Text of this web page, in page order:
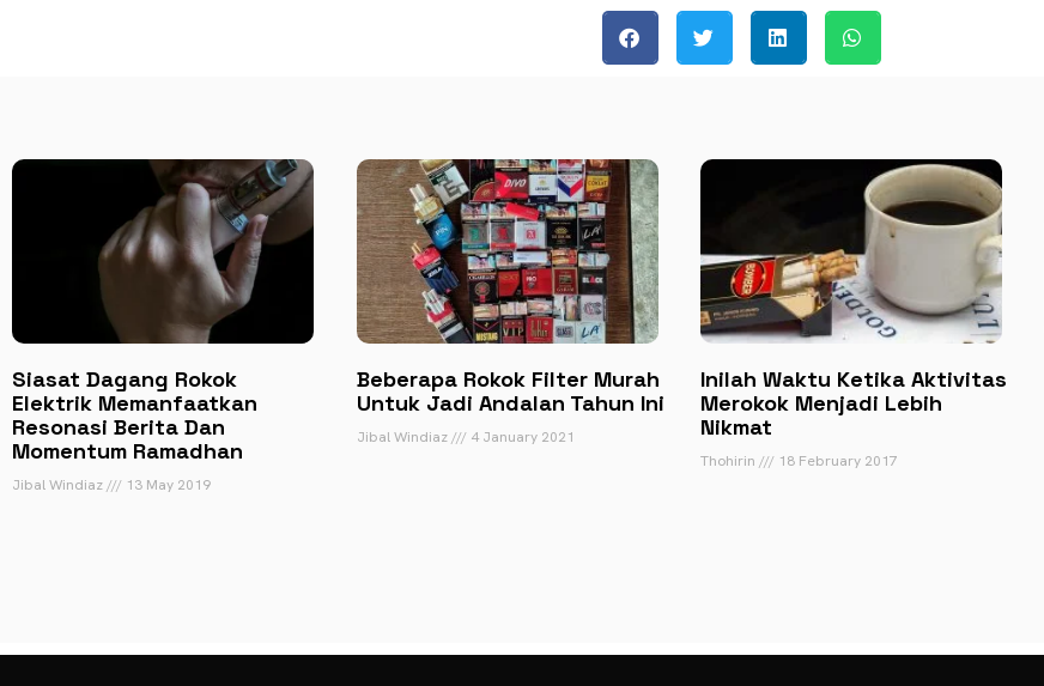
Siasat Dagang Rokok
Elektrik Memanfaatkan
Resonasi Berita Dan
Momentum Ramadhan
Jibal Windiaz 13 May 2019
Beberapa Rokok Filter Murah
Untuk Jadi Andalan Tahun Ini
Jibal Windiaz 4 January 2021
Inilah Waktu Ketika Aktivitas
Merokok Menjadi Lebih
Nikmat
Thohirin 18 February 2017